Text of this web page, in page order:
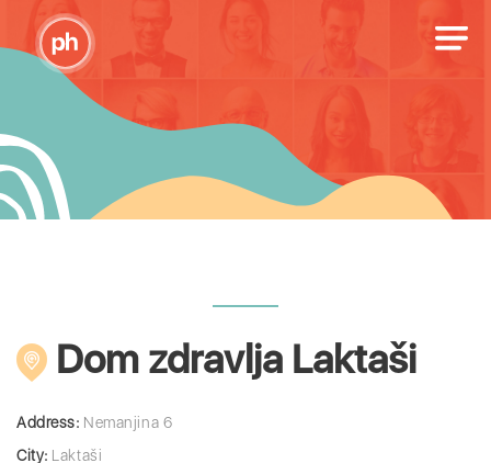
Dom zdravlja Laktaši
Address: Nemanjina 6
City: Laktaši